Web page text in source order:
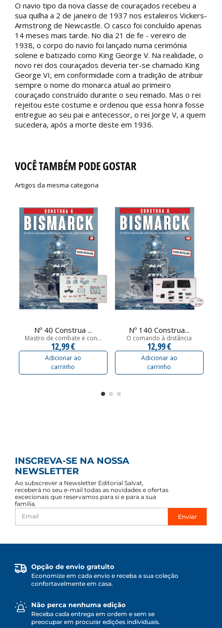
O navio tipo da nova classe de couraçados recebeu a
sua quilha a 2 de janeiro de 1937 nos estaleiros Vickers-
Armstrong de Newcastle. O casco foi concluído apenas
14 meses mais tarde. No dia 21 de fe - vereiro de
1938, o corpo do navio foi lançado numa cerimónia
solene e batizado como King George V. Na realidade, o
novo rei dos couraçados deveria ter-se chamado King
George VI, em conformidade com a tradição de atribuir
sempre o nome do monarca atual ao primeiro
couraçado construído durante o seu reinado. Mas o rei
rejeitou este costume e ordenou que essa honra fosse
entregue ao seu pai e antecessor, o rei Jorge V, a quem
sucedera, após a morte deste em 1936.
VOCÊ TAMBÉM PODE GOSTAR
Artigos da mesma categoria
Nº 40 Construa ...
Mastro de combate e con...
12,99 €
Adicionar ao
carrinho
Nº 140 Construa...
O comando à distância
12,99 €
Adicionar ao
carrinho
INSCREVA-SE NA NOSSA
NEWSLETTER
Ao subscrever a Newsletter Editorial Salvat,
receberá no seu e-mail todas as novidades e ofertas
excecionais que reservamos para si e para a sua
família.
Enviar
Opção de envio gratuito
Economize em cada envio e receba a sua coleção
confortavelmente em casa.
Não perca nenhuma edição
Receba cada entrega em ordem e sem se
preocupar em procurar edições individuais.